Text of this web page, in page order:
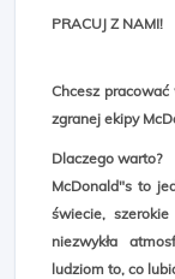
PRACUJ Z NAMI!
Chcesz pracować
zgranej ekipy
Dlaczego warto?
McDonald"s to
świecie,
niezwykła
ludziom to, co